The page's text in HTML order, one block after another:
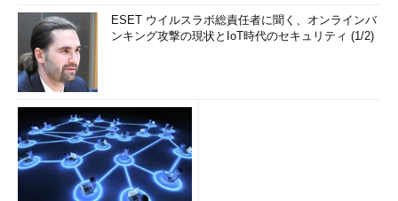
ESET ウイルスラボ総責任者に聞く、オンラインバ
ンキング攻撃の現状とIoT時代のセキュリティ (1/2)